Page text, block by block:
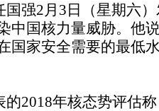
强2月3日（星期六）
中国核力量威胁。他
国家安全需要的最低
2018年核态势评估称